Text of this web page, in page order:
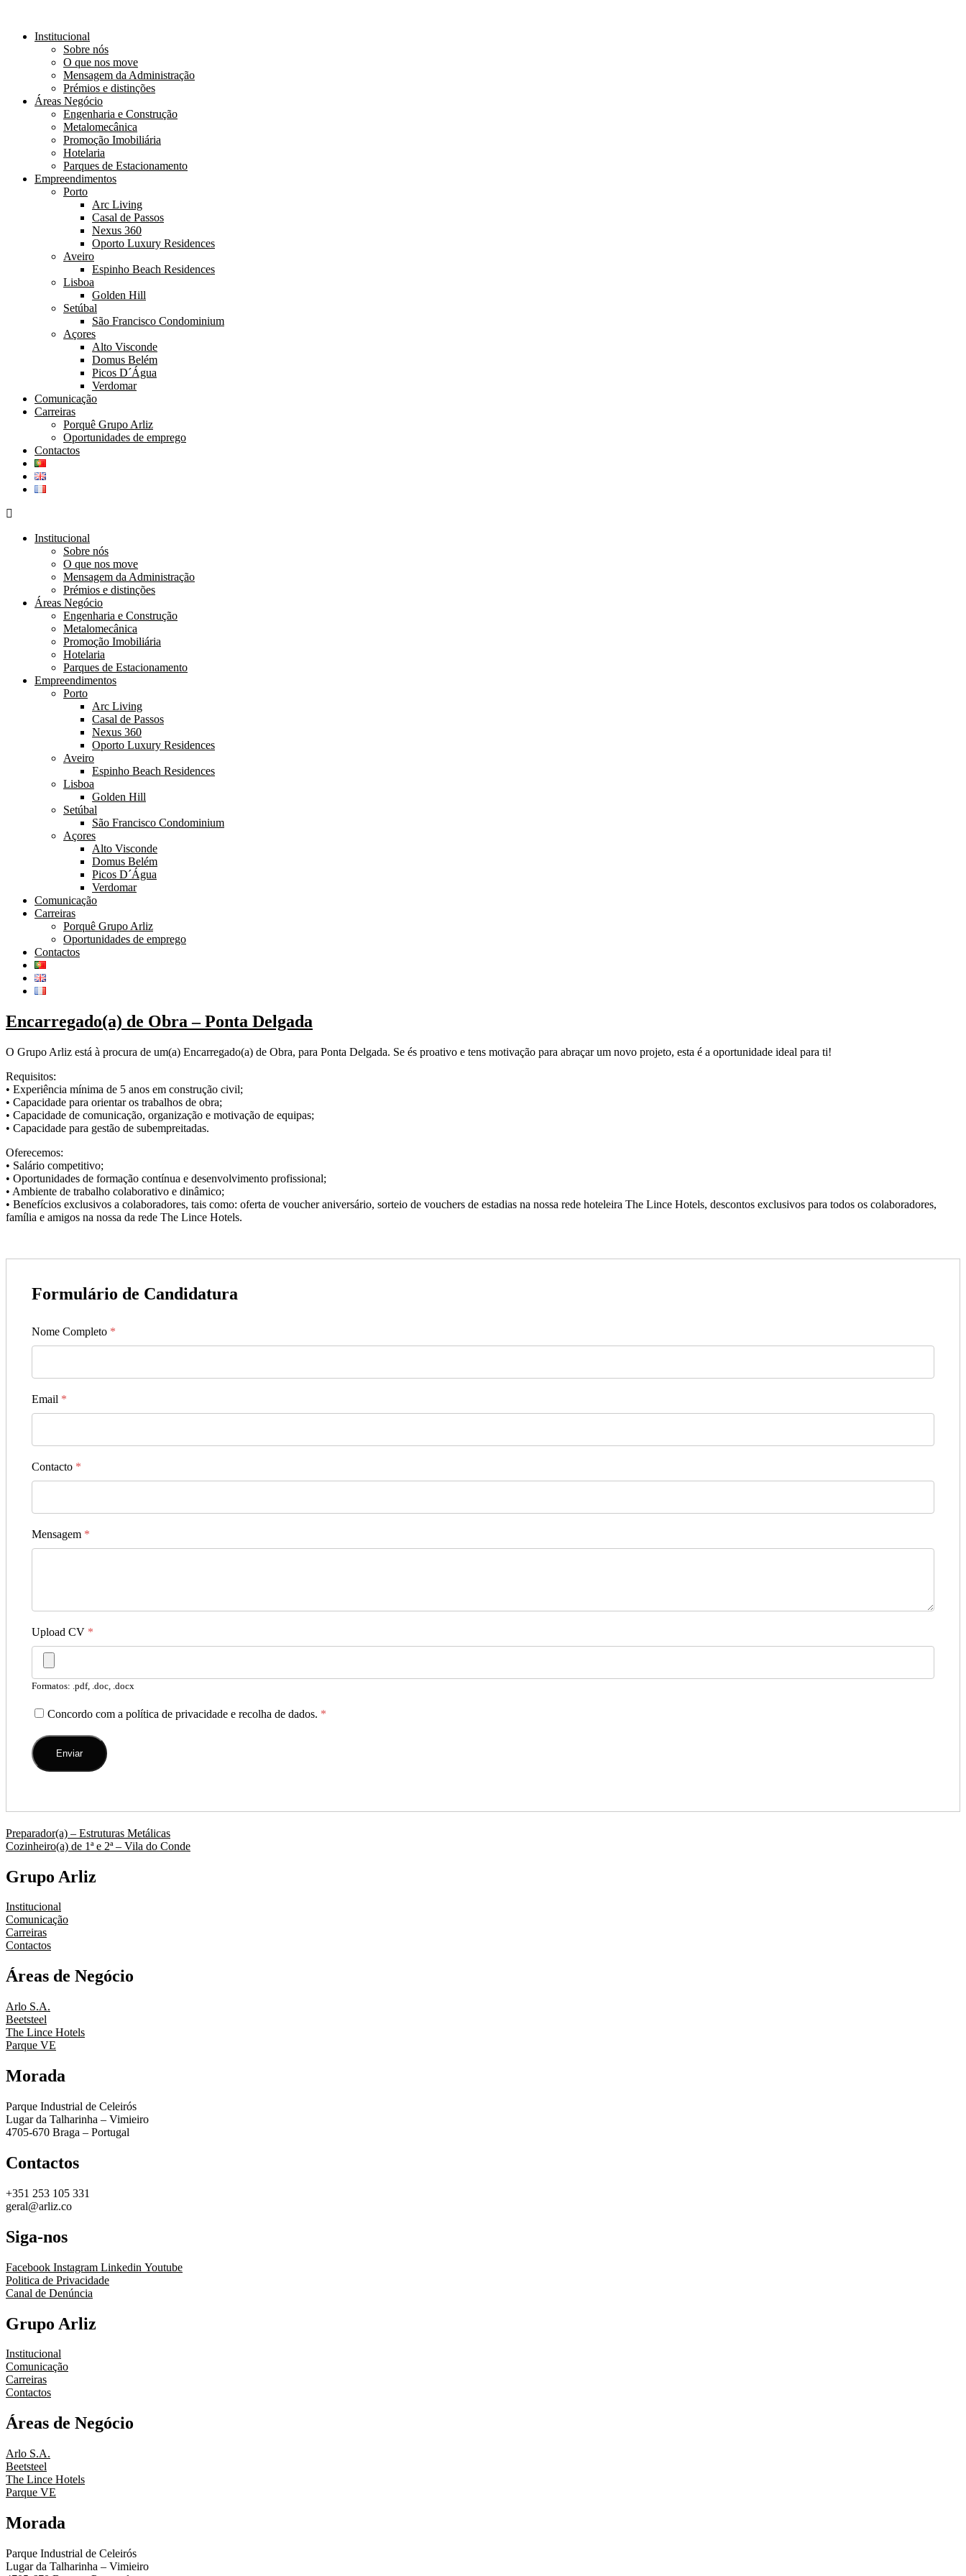
Institucional
Sobre nós
O que nos move
Mensagem da Administração
Prémios e distinções
Áreas Negócio
Engenharia e Construção
Metalomecânica
Promoção Imobiliária
Hotelaria
Parques de Estacionamento
Empreendimentos
Porto
Arc Living
Casal de Passos
Nexus 360
Oporto Luxury Residences
Aveiro
Espinho Beach Residences
Lisboa
Golden Hill
Setúbal
São Francisco Condominium
Açores
Alto Visconde
Domus Belém
Picos D´Água
Verdomar
Comunicação
Carreiras
Porquê Grupo Arliz
Oportunidades de emprego
Contactos
Institucional
Sobre nós
O que nos move
Mensagem da Administração
Prémios e distinções
Áreas Negócio
Engenharia e Construção
Metalomecânica
Promoção Imobiliária
Hotelaria
Parques de Estacionamento
Empreendimentos
Porto
Arc Living
Casal de Passos
Nexus 360
Oporto Luxury Residences
Aveiro
Espinho Beach Residences
Lisboa
Golden Hill
Setúbal
São Francisco Condominium
Açores
Alto Visconde
Domus Belém
Picos D´Água
Verdomar
Comunicação
Carreiras
Porquê Grupo Arliz
Oportunidades de emprego
Contactos
Encarregado(a) de Obra – Ponta Delgada
O Grupo Arliz está à procura de um(a) Encarregado(a) de Obra, para Ponta Delgada. Se és proativo e tens motivação para abraçar um novo projeto, esta é a oportunidade ideal para ti!
Requisitos:
• Experiência mínima de 5 anos em construção civil;
• Capacidade para orientar os trabalhos de obra;
• Capacidade de comunicação, organização e motivação de equipas;
• Capacidade para gestão de subempreitadas.
Oferecemos:
• Salário competitivo;
• Oportunidades de formação contínua e desenvolvimento profissional;
• Ambiente de trabalho colaborativo e dinâmico;
• Benefícios exclusivos a colaboradores, tais como: oferta de voucher aniversário, sorteio de vouchers de estadias na nossa rede hoteleira The Lince Hotels, descontos exclusivos para todos os colaboradores,
família e amigos na nossa da rede The Lince Hotels.
Formulário de Candidatura
Nome Completo *
Email *
Contacto *
Mensagem *
Upload CV *
Formatos: .pdf, .doc, .docx
Concordo com a política de privacidade e recolha de dados. *
Navegação
de
artigos
Preparador(a) – Estruturas Metálicas
Cozinheiro(a) de 1ª e 2ª – Vila do Conde
Grupo Arliz
Institucional
Comunicação
Carreiras
Contactos
Áreas de Negócio
Arlo S.A.
Beetsteel
The Lince Hotels
Parque VE
Morada
Parque Industrial de Celeirós
Lugar da Talharinha – Vimieiro
4705-670 Braga – Portugal
Contactos
+351 253 105 331
geral@arliz.co
Siga-nos
Facebook Instagram Linkedin Youtube
Politica de Privacidade
Canal de Denúncia
Grupo Arliz
Institucional
Comunicação
Carreiras
Contactos
Áreas de Negócio
Arlo S.A.
Beetsteel
The Lince Hotels
Parque VE
Morada
Parque Industrial de Celeirós
Lugar da Talharinha – Vimieiro